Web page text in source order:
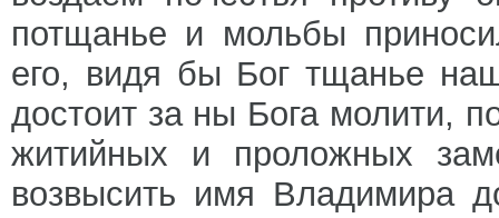
потщанье и мольбы
его, видя бы Бог тщанье
достоит за ны Бога молити,
житийных и проложных
возвысить имя Владимира